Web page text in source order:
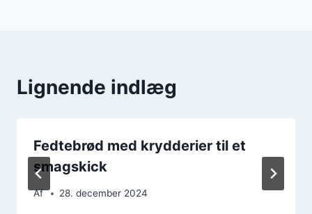
Lignende indlæg
Fedtebrød med krydderier til et
smagskick
Af 28. december 2024